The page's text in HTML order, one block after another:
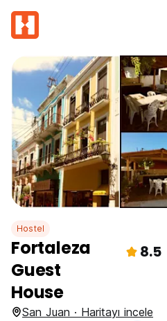
Hostel
Fortaleza
Guest
House
8.5
San Juan · Haritayı incele